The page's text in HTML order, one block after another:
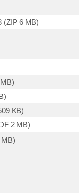
(ZIP 6 MB)
KB)
2 MB)